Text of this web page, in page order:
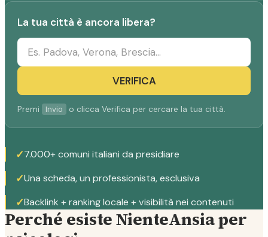
La tua città è ancora libera?
VERIFICA
Premi Invio o clicca Verifica per cercare la tua città.
✓7.000+ comuni italiani da presidiare
✓Una scheda, un professionista, esclusiva
✓Backlink + ranking locale + visibilità nei contenuti
Perché esiste NienteAnsia per